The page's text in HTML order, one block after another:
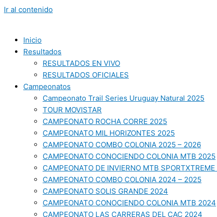
Ir al contenido
Inicio
Resultados
RESULTADOS EN VIVO
RESULTADOS OFICIALES
Campeonatos
Campeonato Trail Series Uruguay Natural 2025
TOUR MOVISTAR
CAMPEONATO ROCHA CORRE 2025
CAMPEONATO MIL HORIZONTES 2025
CAMPEONATO COMBO COLONIA 2025 – 2026
CAMPEONATO CONOCIENDO COLONIA MTB 2025
CAMPEONATO DE INVIERNO MTB
CAMPEONATO COMBO COLONIA 2024 – 2025
CAMPEONATO SOLIS GRANDE 2024
CAMPEONATO CONOCIENDO COLONIA MTB 2024
CAMPEONATO LAS CARRERAS DEL CAC 2024